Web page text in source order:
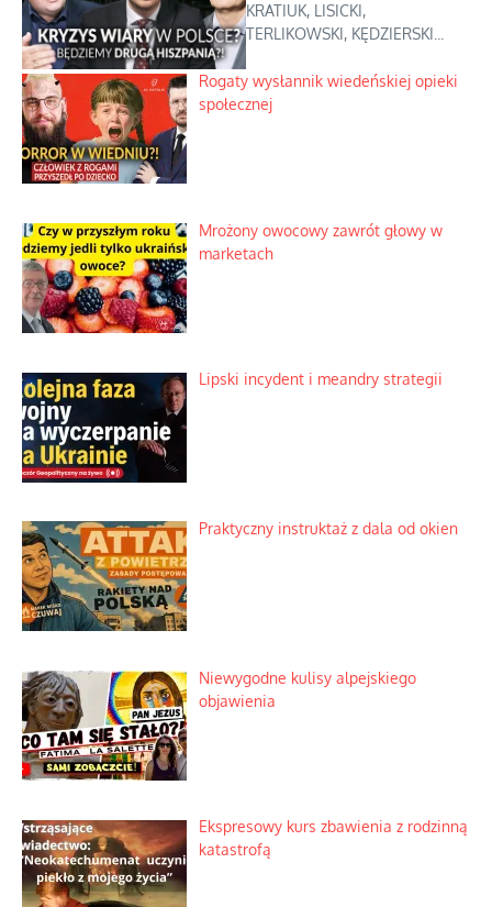
KRATIUK, LISICKI,
TERLIKOWSKI, KĘDZIERSKI...